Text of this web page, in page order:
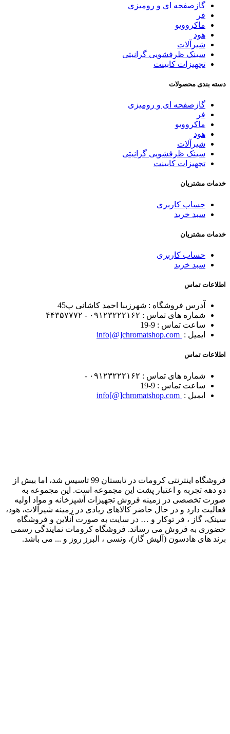
گازصفحه ای و رومیزی
فر
ماکروویو
هود
شیرآلات
سینک ظرفشویی گرانیتی
تجهیزات کابینت
دسته بندی محصولات
گازصفحه ای و رومیزی
فر
ماکروویو
هود
شیرآلات
سینک ظرفشویی گرانیتی
تجهیزات کابینت
خدمات مشتریان
حساب کاربری
سبد خرید
خدمات مشتریان
حساب کاربری
سبد خرید
اطلاعات تماس
آدرس فروشگاه : شهرزیبا احمد کاشانی پ45
شماره های تماس :
ساعت تماس :
ایمیل :
اطلاعات تماس
شماره های تماس :
ساعت تماس :
ایمیل :
فروشگاه اینترنتی کرومات در تابستان 99 تاسیس شد، اما بیش از
دو دهه تجربه و اعتبار پشت این مجموعه است. این مجموعه به
صورت تخصصی در زمینه فروش تجهیزات آشپزخانه و مواد اولیه
فعالیت دارد و در حال حاضر کالاهای زیادی در زمینه شیرآلات، هود،
سینک، گاز ، فر توکار و … در سایت به صورت آنلاین و فروشگاه
حضوری به فروش می رساند. فروشگاه کرومات نمایندگی رسمی
برند های هادسون (آلیش گاز)، ونسی ، البرز روز و ... می باشد.